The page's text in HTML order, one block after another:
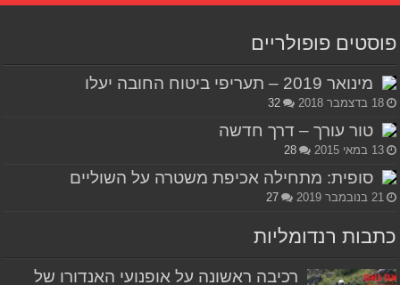
פוסטים פופולריים
מינואר 2019 – תעריפי ביטוח החובה יעלו
18 בדצמבר 2018 32
טור עורך – דרך חדשה
13 במאי 2015 28
סופית: מתחילה אכיפת משטרה על השוליים
21 בנובמבר 2019 27
כתבות רנדומליות
רכיבה ראשונה על אופנועי האנדורו של